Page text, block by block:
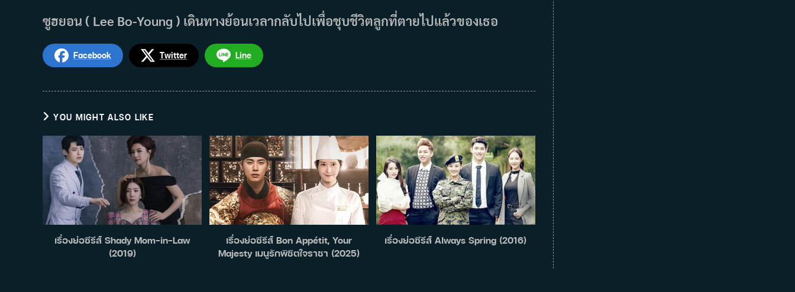
ซูฮยอน ( Lee Bo-Young ) เดินทางย้อนเวลากลับไปเพื่อชุบชีวิตลูกที่ตายไปแล้วของเธอ
Facebook Twitter Line
YOU MIGHT ALSO LIKE
เรื่องย่อซีรีส์ Shady Mom-in-Law
(2019)
เรื่องย่อซีรีส์ Bon Appétit, Your
Majesty เมนูรักพิชิตใจราชา (2025)
เรื่องย่อซีรีส์ Always Spring (2016)